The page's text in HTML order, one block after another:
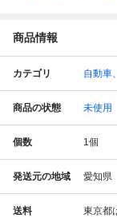
商品情報
カテゴリ 自動車
商品の状態 未使用
個数 1個
発送元の地域 愛知県
送料 東京都